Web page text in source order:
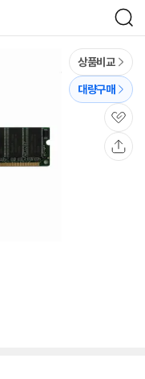
검
색
상품비교
대량구매
관
심